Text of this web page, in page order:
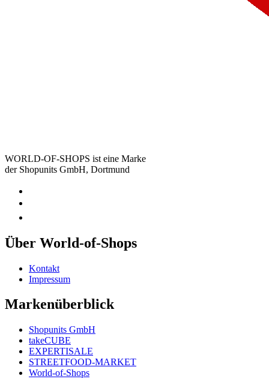
WORLD-OF-SHOPS ist eine Marke
der Shopunits GmbH, Dortmund
Über World-of-Shops
Kontakt
Impressum
Markenüberblick
Shopunits GmbH
takeCUBE
EXPERTISALE
STREETFOOD-MARKET
World-of-Shops